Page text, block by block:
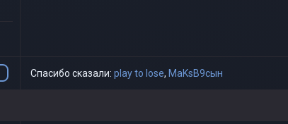
Спасибо сказали: play to lose, MaKsB9сын